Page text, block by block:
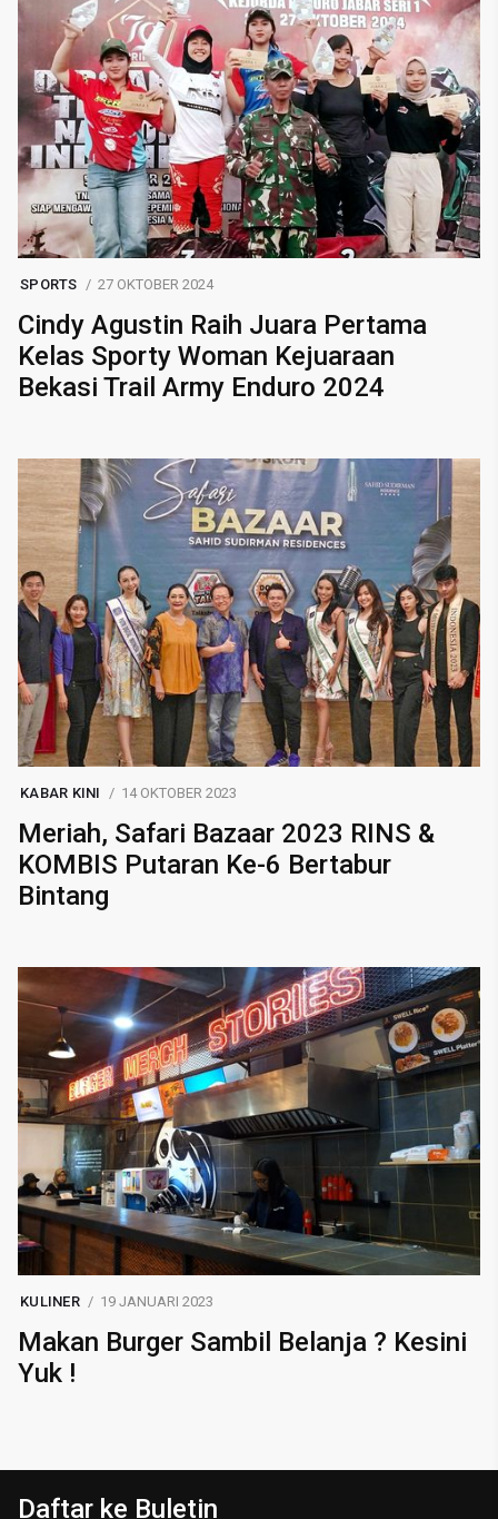
SPORTS 27 OKTOBER 2024
Cindy Agustin Raih Juara Pertama
Kelas Sporty Woman Kejuaraan
Bekasi Trail Army Enduro 2024
KABAR KINI 14 OKTOBER 2023
Meriah, Safari Bazaar 2023 RINS &
KOMBIS Putaran Ke-6 Bertabur
Bintang
KULINER 19 JANUARI 2023
Makan Burger Sambil Belanja ? Kesini
Yuk !
Daftar ke Buletin